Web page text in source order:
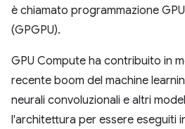
è chiamato programmazione
(GPGPU).
GPU Compute ha contribuito in
recente boom del machine
neurali convoluzionali e altri
l'architettura per essere eseguiti